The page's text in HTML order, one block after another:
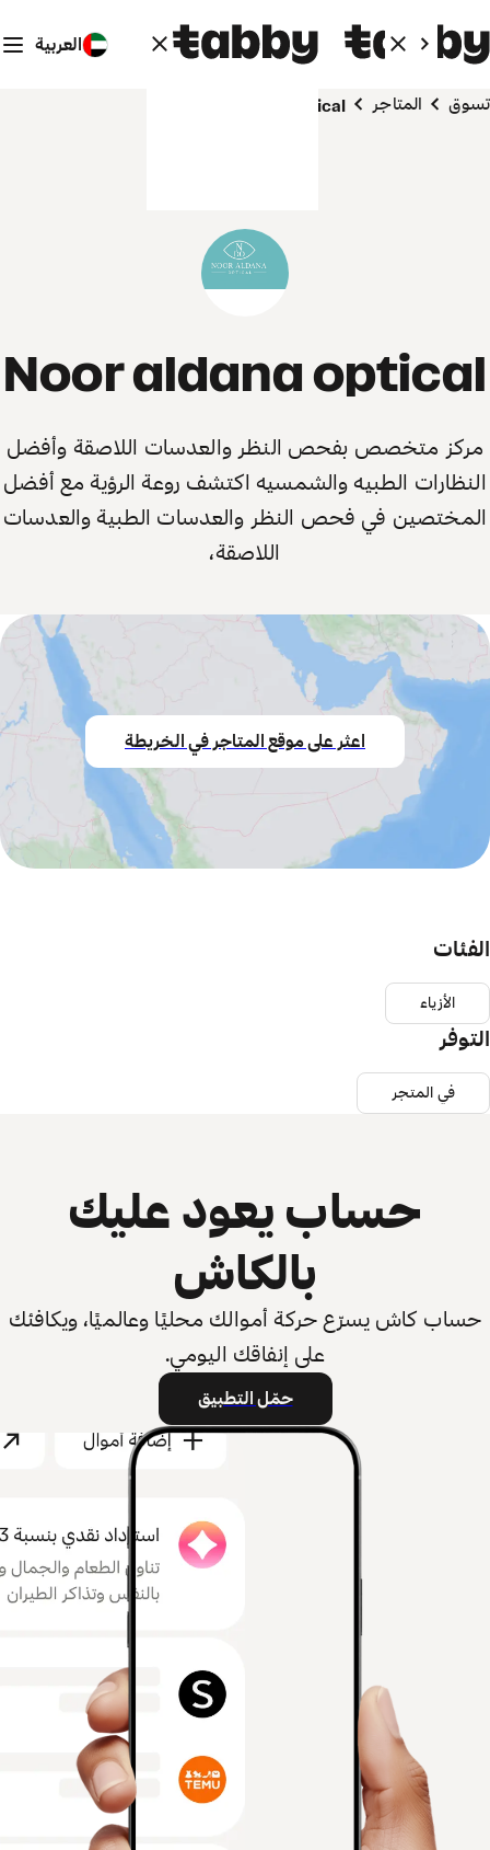
العربية
تسوق المتاجر Noor aldana optical
Noor aldana optical
مركز متخصص بفحص النظر والعدسات اللاصقة وأفضل
النظارات الطبيه والشمسيه اكتشف روعة الرؤية مع أفضل
المختصين في فحص النظر والعدسات الطبية والعدسات
اللاصقة،
اعثر على موقع المتاجر في الخريطة
الفئات
الأزياء
التوفر
في المتجر
حساب يعود عليك
بالكاش
حساب كاش يسرّع حركة أموالك محليًا وعالميًا، ويكافئك
على إنفاقك اليومي.
حمّل التطبيق